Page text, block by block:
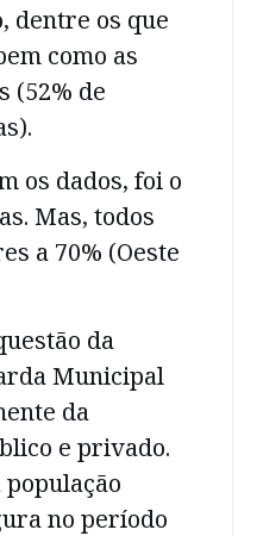
dentre os que
como as
(52% de
os dados, foi o
Mas, todos
a 70% (Oeste
da
Municipal
da
e privado.
no período